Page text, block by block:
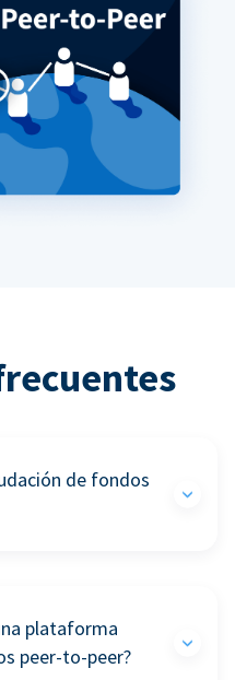
de fondos
plataforma
peer-to-peer?